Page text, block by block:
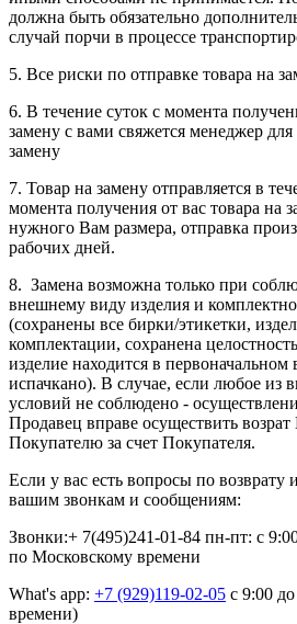
должна быть обязательно
случай порчи в процессе
5. Все риски по отправке товара на
6. В течение суток с момента
замену с вами свяжется менеджер для
замену
7. Товар на замену отправляется в
момента получения от вас товара на
нужного Вам размера, отправка
рабочих дней.
8. Замена возможна только при
внешнему виду изделия и
(сохранены все бирки/этикетки,
комплектации, сохранена
изделие находится в
испачкано). В случае, если любое из
условий не соблюдено -
Продавец вправе осуществить
Покупателю за счет Покупателя.
Если у вас есть вопросы по возврату
вашим звонкам и сообщениям:
Звонки:+ 7(495)241-01-84 пн-пт: с
по Московскому времени
What's app: +7 (929)119-02-05 с 9:00
времени)